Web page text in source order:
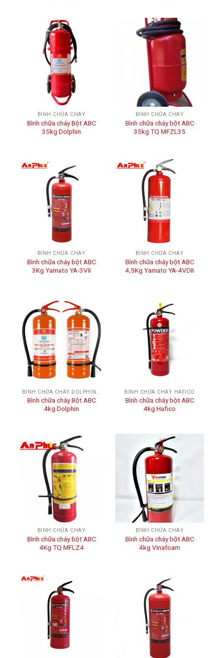
BÌNH CHỮA CHÁY
Bình chữa cháy Bột ABC
35kg Dolphin
BÌNH CHỮA CHÁY
Bình chữa cháy bột ABC
35kg TQ MFZL35
BÌNH CHỮA CHÁY
Bình chữa cháy bột ABC
3Kg Yamato YA-3VII
BÌNH CHỮA CHÁY
Bình chữa cháy bột ABC
4,5Kg Yamato YA-4VDII
Bình chữa cháy Bột ABC
4kg Dolphin
BÌNH CHỮA CHÁY HAFICO
Bình chữa cháy bột ABC
4kg Hafico
BÌNH CHỮA CHÁY
Bình chữa cháy bột ABC
4Kg TQ MFLZ4
BÌNH CHỮA CHÁY
Bình chữa cháy bột ABC
4kg Vinafoam